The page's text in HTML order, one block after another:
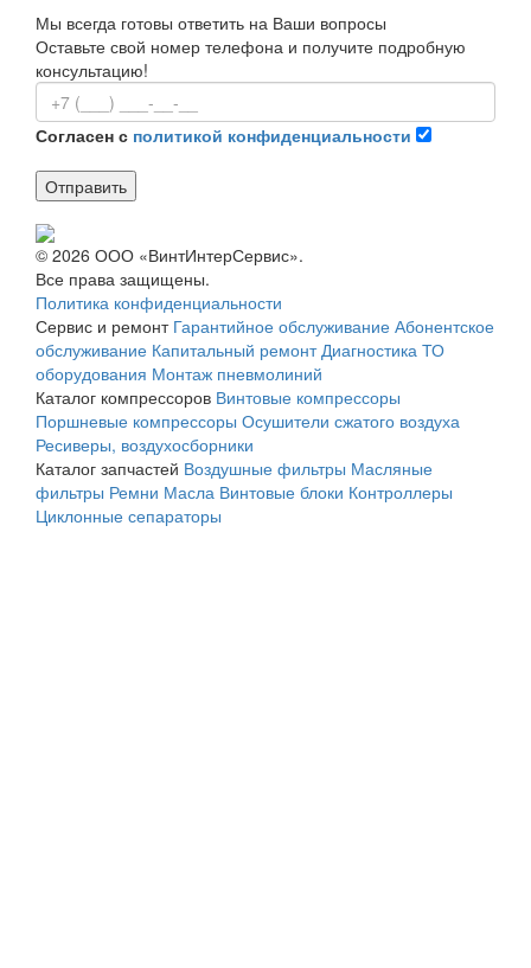
Мы всегда готовы ответить на Ваши вопросы
Оставьте свой номер телефона и получите подробную
консультацию!
Согласен с политикой конфиденциальности
Отправить
© 2026 ООО «ВинтИнтерСервис».
Все права защищены.
Политика конфиденциальности
Сервис и ремонт Гарантийное обслуживание Абонентское
обслуживание Капитальный ремонт Диагностика ТО
оборудования Монтаж пневмолиний
Каталог компрессоров Винтовые компрессоры
Поршневые компрессоры Осушители сжатого воздуха
Ресиверы, воздухосборники
Каталог запчастей Воздушные фильтры Масляные
фильтры Ремни Масла Винтовые блоки Контроллеры
Циклонные сепараторы